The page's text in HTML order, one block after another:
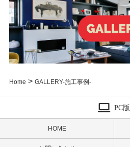
Home > GALLERY-施工事例-
PC版
HOME